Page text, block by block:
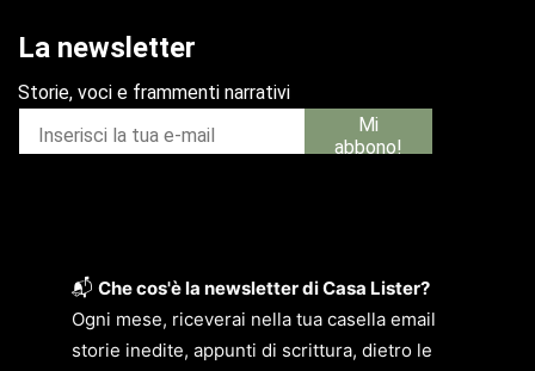
📬 Che cos'è la newsletter di Casa Lister?
Ogni mese, riceverai nella tua casella email
storie inedite, appunti di scrittura, dietro le